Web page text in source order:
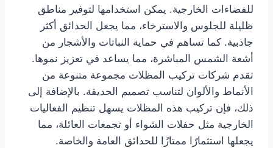
للفضاءات الخارجية. يمكن استخدامها لتوفير مناطق
ظليلة للجلوس والاسترخاء، مما يجعل الحدائق أكثر
جاذبية. كما تساهم في حماية النباتات والأشجار من
أشعة الشمس المباشرة، مما يساعد في تعزيز نموها.
تقدم شركات تركيب المظلات مجموعة متنوعة من
الأنماط والألوان لتناسب تصميم الحديقة. بالإضافة إلى
ذلك، فإن تركيب هذه المظلات يسهل تنظيم الفعاليات
الخارجية مثل حفلات الشواء أو تجمعات العائلة، مما
يجعلها استثمارًا ممتازًا للحدائق العامة والخاصة.